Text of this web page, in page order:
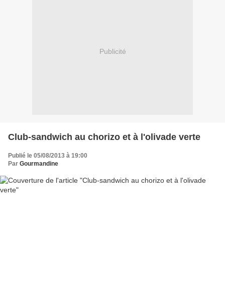
Publicité
Club-sandwich au chorizo et à l'olivade verte
Publié le 05/08/2013 à 19:00
Par Gourmandine